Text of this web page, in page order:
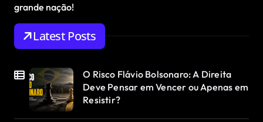
grande nação!
Latest Posts
O Risco Flávio Bolsonaro: A Direita
Deve Pensar em Vencer ou Apenas em
Resistir?